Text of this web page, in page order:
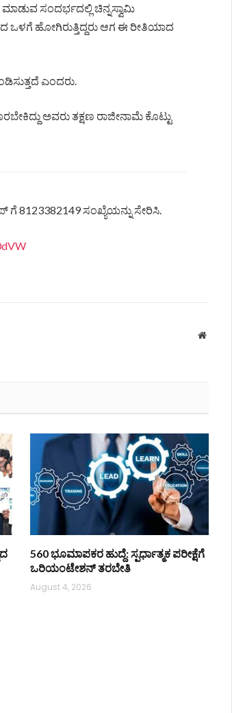
ಸಂದರ್ಭದಲ್ಲಿ ಚಿನ್ನಸ್ವಾಮಿ
ಒಳಗೆ ಹೋಗಿರುತ್ತಿದ್ದರು ಆಗ ಈ ರೀತಿಯಾದ
ಎಂದರು.
ಅವರು ತಕ್ಷಣ ರಾಜೀನಾಮೆ ಕೊಟ್ಟು
ಗೆ 8123382149 ಸಂಖ್ಯೆಯನ್ನು ಸೇರಿಸಿ.
Website
560 ಭೂಮಾಪಕರ ಹುದ್ದೆ: ಸ್ಪರ್ಧಾತ್ಮಕ ಪರೀಕ್ಷೆಗೆ
ಒರಿಯಂಟೇಶನ್ ತರಬೇತಿ
August 4, 2026